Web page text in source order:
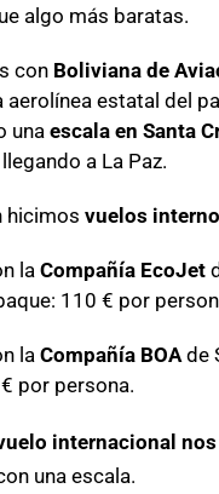
algo más baratas.
con Boliviana de
aerolínea estatal del
unaescala en Santa
a La Paz.
hicimos vuelos
la Compañía EcoJet
110 € por
la Compañía BOAde
por persona.
internacional
una escala.